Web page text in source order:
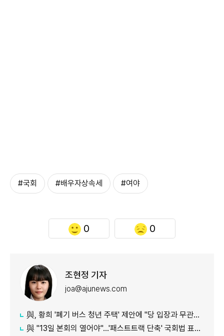
#국회 #배우자상속세 #여야
0 0
조현정 기자
joa@ajunews.com
與, 황희 '폐기 버스 청년 주택' 제안에 "당 입장과 무관…개인 의견"
與 "13일 본회의 열어야"…'패스트트랙 단축' 국회법 표결 추진